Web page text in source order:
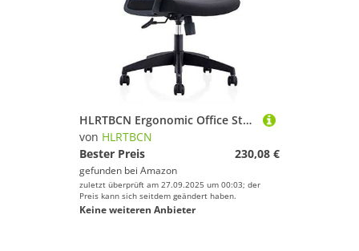
HLRTBCN Ergonomic Office Stuhl Office Stuhl mit Armlehnenarmen und Rückenstütze, atmungsaktives Netzdesign und gepolstertes Sitzkissen, Höhe verstellbar Aqiong
von HLRTBCN
Bester Preis
230,08 €
gefunden bei Amazon
zuletzt überprüft am 27.09.2025 um 00:03; der
Preis kann sich seitdem geändert haben.
Keine weiteren Anbieter